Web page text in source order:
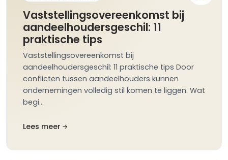
Vaststellingsovereenkomst bij
aandeelhoudersgeschil: 11
praktische tips
Vaststellingsovereenkomst bij
aandeelhoudersgeschil: 11 praktische tips Door
conflicten tussen aandeelhouders kunnen
ondernemingen volledig stil komen te liggen. Wat
begi…
Lees meer